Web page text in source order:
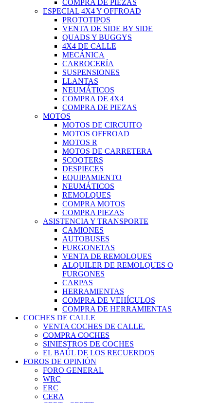
COMPRA DE PIEZAS
ESPECIAL 4X4 Y OFFROAD
PROTOTIPOS
VENTA DE SIDE BY SIDE
QUADS Y BUGGYS
4X4 DE CALLE
MECÁNICA
CARROCERÍA
SUSPENSIONES
LLANTAS
NEUMÁTICOS
COMPRA DE 4X4
COMPRA DE PIEZAS
MOTOS
MOTOS DE CIRCUITO
MOTOS OFFROAD
MOTOS R
MOTOS DE CARRETERA
SCOOTERS
DESPIECES
EQUIPAMIENTO
NEUMÁTICOS
REMOLQUES
COMPRA MOTOS
COMPRA PIEZAS
ASISTENCIA Y TRANSPORTE
CAMIONES
AUTOBUSES
FURGONETAS
VENTA DE REMOLQUES
ALQUILER DE REMOLQUES O
FURGONES
CARPAS
HERRAMIENTAS
COMPRA DE VEHÍCULOS
COMPRA DE HERRAMIENTAS
COCHES DE CALLE
VENTA COCHES DE CALLE.
COMPRA COCHES
SINIESTROS DE COCHES
EL BAÚL DE LOS RECUERDOS
FOROS DE OPINIÓN
FORO GENERAL
WRC
ERC
CERA